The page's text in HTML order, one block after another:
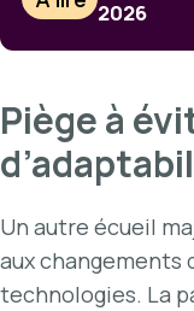
2026
Piège à
Un autre écueil
aux changements
technologies. La